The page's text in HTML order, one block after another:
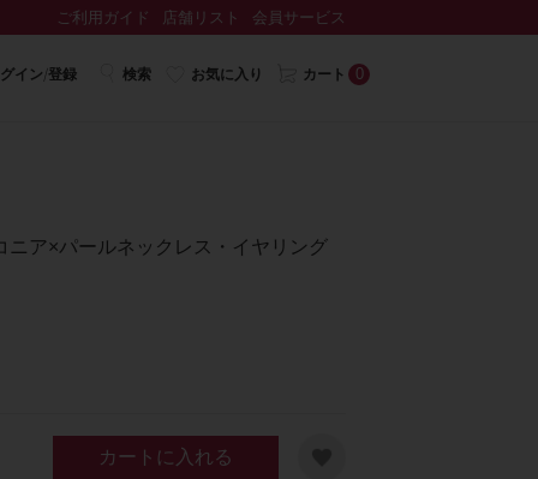
ご利用ガイド 店舗リスト 会員サービス
イン/登録 検索 お気に入り カート 0
ニア×パールネックレス・イヤリング
カートに入れる